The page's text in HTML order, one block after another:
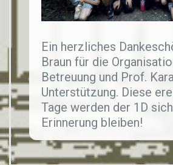
Ein herzliches
Braun für die
Betreuung und Prof.
Unterstützung. Diese
Tage werden der 1D
Erinnerung bleiben!